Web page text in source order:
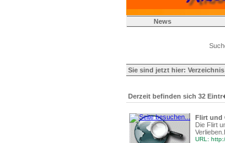
News
Sie sind jetzt hier: Verzeichnis
Derzeit befinden sich 32
Flirt und
Die Flirt
URL: